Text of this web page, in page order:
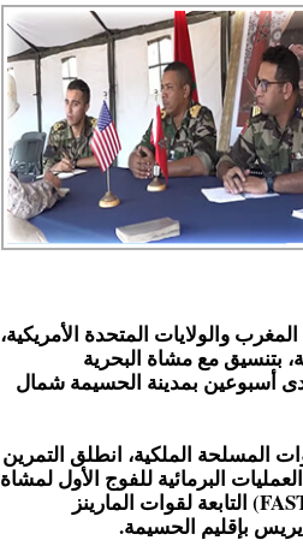
والولايات المتحدة الأمريكية،
بتنسيق مع مشاة البحرية
مدى أسبوعين بمدينة الحسيمة شمال
المسلحة الملكية، انطلق التمرين
البرمائية للفوج الأول لمشاة
البحرية الملكية ووحدة "فاستور" (FASTOR) التابعة لقوات المارينز
بإقليم الحسيمة.